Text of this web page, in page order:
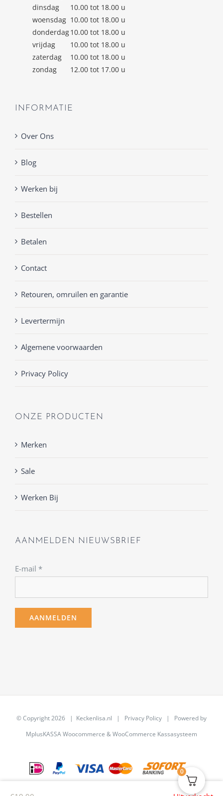
dinsdag
10.00 tot 18.00 u
woensdag 10.00 tot 18.00 u
donderdag10.00 tot 18.00 u
vrijdag
10.00 tot 18.00 u
zaterdag
10.00 tot 18.00 u
zondag
12.00 tot 17.00 u
INFORMATIE
Over Ons
Blog
Werken bij
Bestellen
Betalen
Contact
Retouren, omruilen en garantie
Levertermijn
Algemene voorwaarden
Privacy Policy
ONZE PRODUCTEN
Merken
Sale
Werken Bij
AANMELDEN NIEUWSBRIEF
E-mail *
© Copyright2026 | Keckenlisa.nl | Privacy Policy | Powered by
MplusKASSA Woocommerce &WooCommerce Kassasysteem
0